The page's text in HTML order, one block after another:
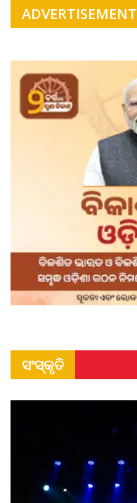
ADVERTISEMENT
ସଂସ୍କୃତି